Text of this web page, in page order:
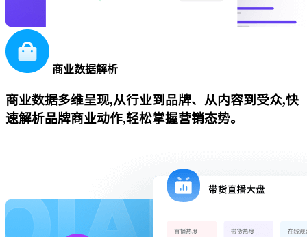
商业数据解析
商业数据多维呈现,从行业到品牌、从内容到受众,快
速解析品牌商业动作,轻松掌握营销态势。